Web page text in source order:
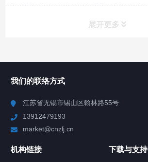
展开更多
Chiller高精度制冷循环器
我们的联络方式
江苏省无锡市锡山区翰林路55号
13912479193
market@cnzlj.cn
机构链接 下载与支持